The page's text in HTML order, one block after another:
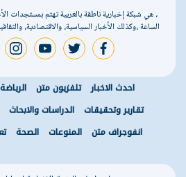
، هي شبكة إخبارية ناطقة بالعربية تهتم بمستجدات
الساعة ،وكذلك الأخبار السياسية، والاقتصادية،
facebook
twitter
youtube
احدث الاخبار تلفزيون متن الرياضة
تقارير وتحقيقات
الدراسات والابحاث
انفوجراف متن
المنوعات الصحة